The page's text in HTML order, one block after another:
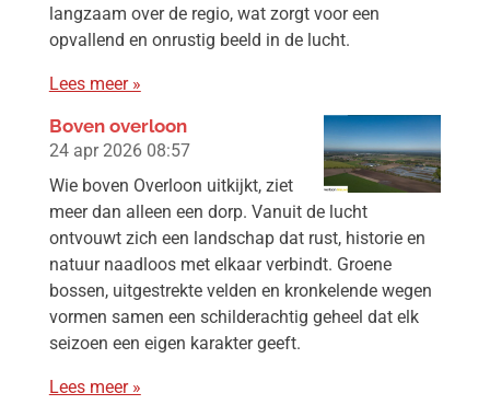
langzaam over de regio, wat zorgt voor een
opvallend en onrustig beeld in de lucht.
Lees meer »
Boven overloon
24 apr 2026 08:57
Wie boven Overloon uitkijkt, ziet
meer dan alleen een dorp. Vanuit de lucht
ontvouwt zich een landschap dat rust, historie en
natuur naadloos met elkaar verbindt. Groene
bossen, uitgestrekte velden en kronkelende wegen
vormen samen een schilderachtig geheel dat elk
seizoen een eigen karakter geeft.
Lees meer »